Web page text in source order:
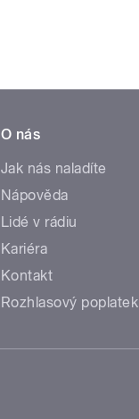
O nás
Jak nás naladíte
Nápověda
Lidé v rádiu
Kariéra
Kontakt
Rozhlasový poplatek